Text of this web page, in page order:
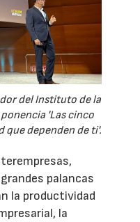
del Instituto de la
'Las cinco
que dependen de ti'.
palancas
la productividad
la